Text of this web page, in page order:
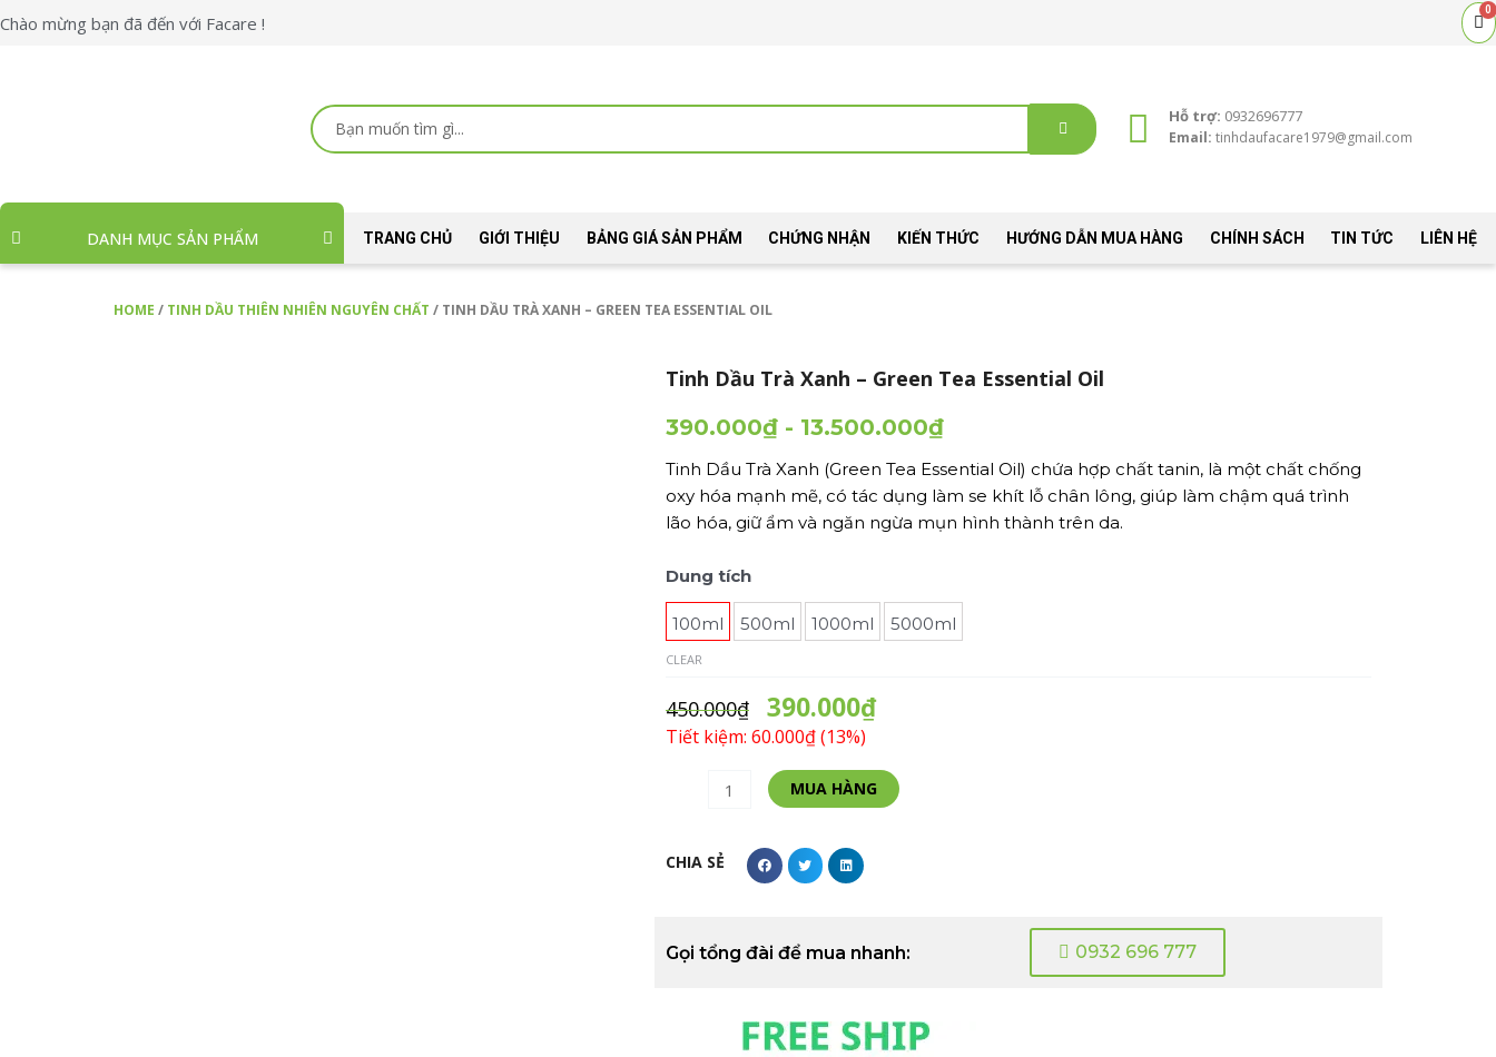
Skip
Chào mừng bạn đã đến với Facare !
0
Search
...
Hỗ trợ: 0932696777
Email: tinhdaufacare1979@gmail.com
DANH MỤC SẢN PHẨM TRANG CHỦ GIỚI THIỆU BẢNG GIÁ SẢN PHẨM CHỨNG NHẬN KIẾN THỨC HƯỚNG DẪN MUA HÀNG CHÍNH SÁCH TIN TỨC LIÊN HỆ
HOME / TINH DẦU THIÊN NHIÊN NGUYÊN CHẤT / TINH DẦU TRÀ XANH – GREEN TEA ESSENTIAL OIL
Tinh Dầu Trà Xanh – Green Tea Essential Oil
390.000₫ - 13.500.000₫
Tinh Dầu Trà Xanh (Green Tea Essential Oil) chứa hợp chất tanin, là một chất chống
oxy hóa mạnh mẽ, có tác dụng làm se khít lỗ chân lông, giúp làm chậm quá trình
lão hóa, giữ ẩm và ngăn ngừa mụn hình thành trên da.
Dung tích
100ml 500ml 1000ml 5000ml
CLEAR
450.000₫ 390.000₫
Tiết kiệm: 60.000₫ (13%)
Tinh
Dầu
Trà
Xanh
Green
Tea
MUA HÀNG
CHIA SẺ
Gọi tổng đài để mua nhanh: 0932 696 777